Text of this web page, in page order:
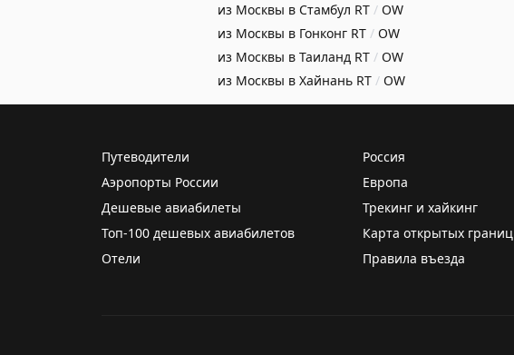
из Москвы в Стамбул RT / OW
из Москвы в Гонконг RT / OW
из Москвы в Таиланд RT / OW
из Москвы в Хайнань RT / OW
Путеводители Россия
Аэропорты России
Европа
Дешевые авиабилеты
Трекинг и хайкинг
Топ-100 дешевых авиабилетов
Карта открытых границ
Отели
Правила въезда